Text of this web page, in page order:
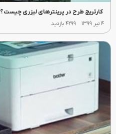
کارتریج طرح در پرینترهای لیزری چیست؟
۴ تیر ۱۳۹۹ ۴۲۹۹ بازدید